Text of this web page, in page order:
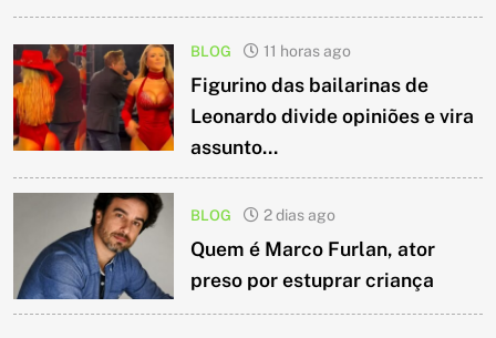
BLOG 11 horas ago
Figurino das bailarinas de
Leonardo divide opiniões e vira
assunto...
BLOG 2 dias ago
Quem é Marco Furlan, ator
preso por estuprar criança